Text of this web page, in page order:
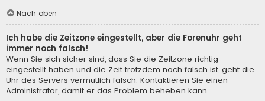
Nach oben
Ich habe die Zeitzone eingestellt, aber die Forenuhr geht
immer noch falsch!
Wenn Sie sich sicher sind, dass Sie die Zeitzone richtig
eingestellt haben und die Zeit trotzdem noch falsch ist, geht die
Uhr des Servers vermutlich falsch. Kontaktieren Sie einen
Administrator, damit er das Problem beheben kann.